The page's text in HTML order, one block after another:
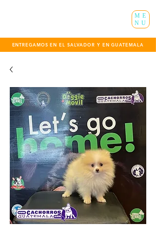
ENTREGAMOS EN EL SALVADOR Y EN GUATEMALA
ME
NU